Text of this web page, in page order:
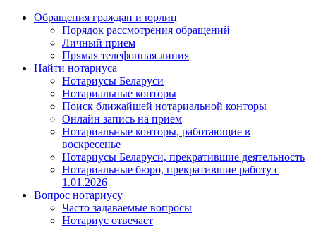
Обращения граждан и юрлиц
Порядок рассмотрения обращений
Личный прием
Прямая телефонная линия
Найти нотариуса
Нотариусы Беларуси
Нотариальные конторы
Поиск ближайшей нотариальной конторы
Онлайн запись на прием
Нотариальные конторы, работающие в
воскресенье
Нотариусы Беларуси, прекратившие деятельность
Нотариальные бюро, прекратившие работу с
1.01.2026
Вопрос нотариусу
Часто задаваемые вопросы
Нотариус отвечает